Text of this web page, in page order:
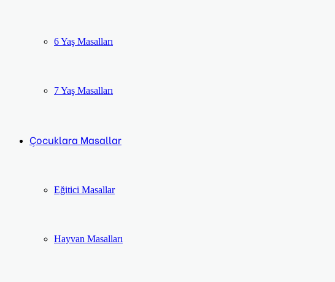
6 Yaş Masalları
7 Yaş Masalları
Çocuklara Masallar
Eğitici Masallar
Hayvan Masalları